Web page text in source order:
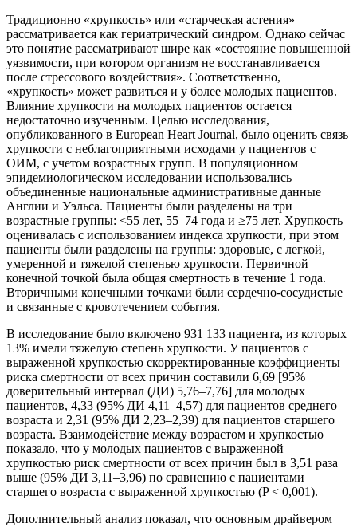
Традиционно «хрупкость» или «старческая астения»
рассматривается как гериатрический синдром. Однако сейчас
это понятие рассматривают шире как «состояние повышенной
уязвимости, при котором организм не восстанавливается
после стрессового воздействия». Соответственно,
«хрупкость» может развиться и у более молодых пациентов.
Влияние хрупкости на молодых пациентов остается
недостаточно изученным. Целью исследования,
опубликованного в European Heart Journal, было оценить связь
хрупкости с неблагоприятными исходами у пациентов с
ОИМ, с учетом возрастных групп. В популяционном
эпидемиологическом исследовании использовались
объединенные национальные административные данные
Англии и Уэльса. Пациенты были разделены на три
возрастные группы: <55 лет, 55–74 года и ≥75 лет. Хрупкость
оценивалась с использованием индекса хрупкости, при этом
пациенты были разделены на группы: здоровые, с легкой,
умеренной и тяжелой степенью хрупкости. Первичной
конечной точкой была общая смертность в течение 1 года.
Вторичными конечными точками были сердечно-сосудистые
и связанные с кровотечением события.
В исследование было включено 931 133 пациента, из которых
13% имели тяжелую степень хрупкости. У пациентов с
выраженной хрупкостью скорректированные коэффициенты
риска смертности от всех причин составили 6,69 [95%
доверительный интервал (ДИ) 5,76–7,76] для молодых
пациентов, 4,33 (95% ДИ 4,11–4,57) для пациентов среднего
возраста и 2,31 (95% ДИ 2,23–2,39) для пациентов старшего
возраста. Взаимодействие между возрастом и хрупкостью
показало, что у молодых пациентов с выраженной
хрупкостью риск смертности от всех причин был в 3,51 раза
выше (95% ДИ 3,11–3,96) по сравнению с пациентами
старшего возраста с выраженной хрупкостью (P < 0,001).
Дополнительный анализ показал, что основным драйвером